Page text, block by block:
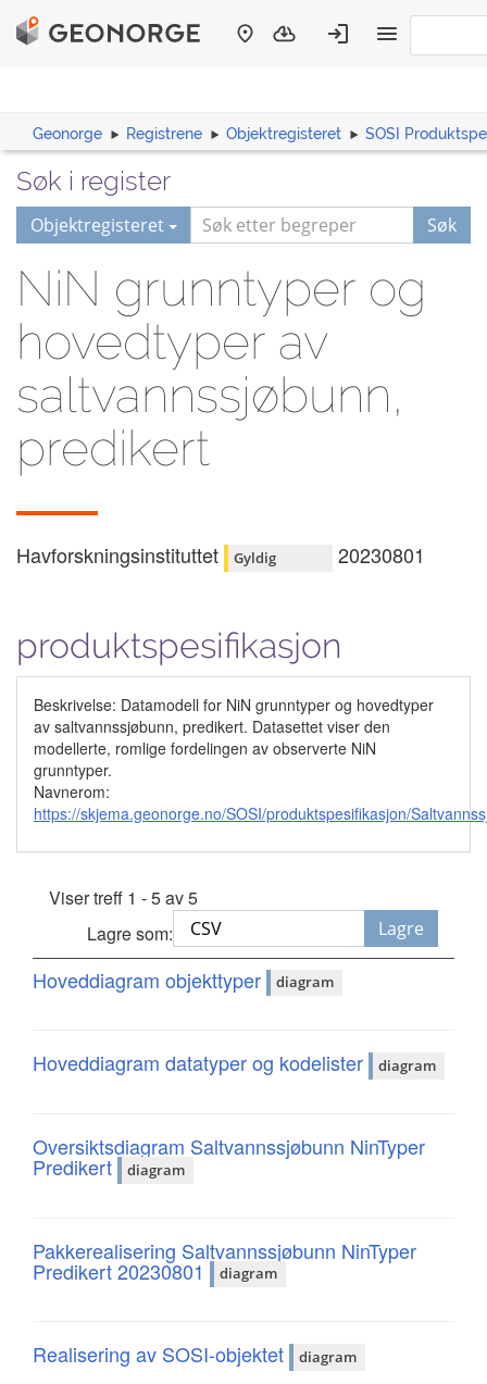
Geonorge Registrene Objektregisteret SOSI
Søk i register
Objektregisteret Søk
NiN grunntyper og
hovedtyper av
saltvannssjøbunn,
predikert
Havforskningsinstituttet Gyldig 20230801
produktspesifikasjon
Beskrivelse: Datamodell for NiN grunntyper og hovedtyper
av saltvannssjøbunn, predikert. Datasettet viser den
modellerte, romlige fordelingen av observerte NiN
grunntyper.
Navnerom:
https://skjema.geonorge.no/SOSI/produktspesifikasjon/
Viser treff 1 - 5 av 5
Lagre som:
Lagre
Hoveddiagram objekttyper diagram
Hoveddiagram datatyper og kodelister diagram
Oversiktsdiagram Saltvannssjøbunn NinTyper
Predikert diagram
Pakkerealisering Saltvannssjøbunn NinTyper
Predikert 20230801 diagram
Realisering av SOSI-objektet diagram